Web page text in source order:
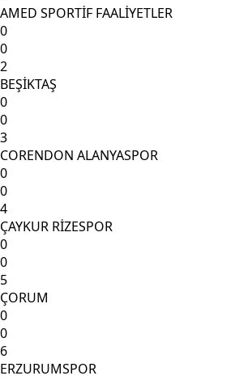
AMED SPORTİF FAALİYETLER
0
0
2
BEŞİKTAŞ
0
0
3
CORENDON ALANYASPOR
0
0
4
ÇAYKUR RİZESPOR
0
0
5
ÇORUM
0
0
6
ERZURUMSPOR